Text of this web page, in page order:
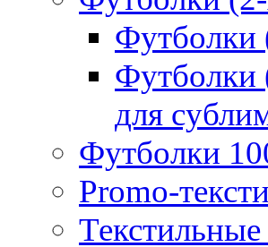
Футболки
для
Футболки
Promo-